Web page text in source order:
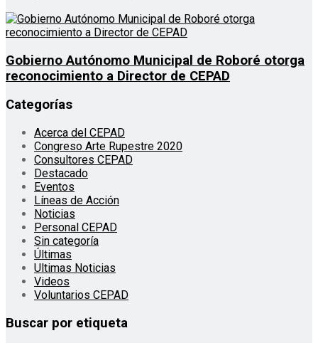
Gobierno Autónomo Municipal de Roboré otorga
reconocimiento a Director de CEPAD
Categorías
Acerca del CEPAD
Congreso Arte Rupestre 2020
Consultores CEPAD
Destacado
Eventos
Líneas de Acción
Noticias
Personal CEPAD
Sin categoría
Últimas
Ultimas Noticias
Videos
Voluntarios CEPAD
Buscar por etiqueta